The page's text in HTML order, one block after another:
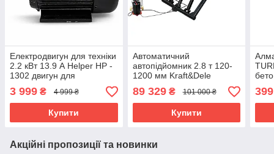
Електродвигун для техніки
2.2 кВт 13.9 А Helper HP -
1302 двигун для
електротехніки
електричний двигун
електромотор
3 999 ₴ 4 999 ₴
Купити
Автоматичний
автопідйомник 2.8 т 120-
1200 мм Kraft&Dele
KD5824 електродомкрат
ножичний для автомобілів
з блоком керування
89 329₴ 101 000 ₴
Купити
мм,
399
Акційні пропозиції та новинки